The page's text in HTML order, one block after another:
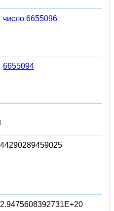
число 6655096
6655094
44290289459025
2.9475608392731E+20